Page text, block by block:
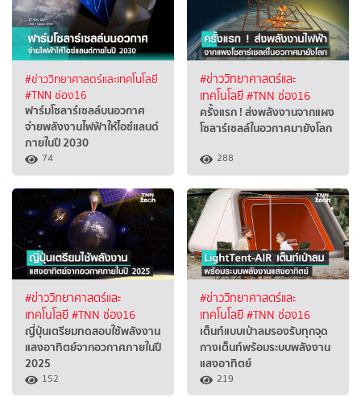
#ข่าววิทยาศาสตร์และเทคโนโลยี
#TNN ช่อง16
ฟาร์มโซลาร์เซลล์บนอวกาศ
จ่ายพลังงานไฟฟ้าให้ไอซ์แลนด์
ภายในปี 2030
74
#ข่าววิทยาศาสตร์และ
เทคโนโลยี#TNN ช่อง16
ครั้งแรก ! ส่งพลังงานจากแผง
โซลาร์เซลล์ในอวกาศมายังโลก
288
#ข่าววิทยาศาสตร์และ
เทคโนโลยี#TNN ช่อง16
ญี่ปุ่นเตรียมทดสอบใช้พลังงาน
แสงอาทิตย์จากอวกาศภายในปี
2025
152
#ข่าววิทยาศาสตร์และ
เทคโนโลยี#TNN ช่อง16
เต็นท์แบบเป่าลมรองรับทุกจุด
กางเต็นท์พร้อมระบบพลังงาน
แสงอาทิตย์
219